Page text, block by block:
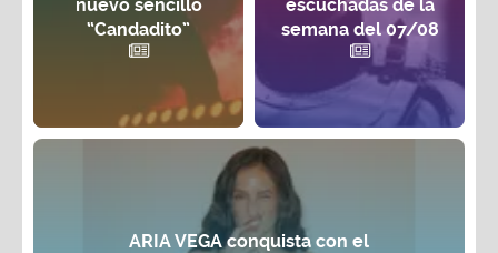
nuevo sencillo
“Candadito”
escuchadas de la
semana del 07/08
ARIA VEGA conquista con el